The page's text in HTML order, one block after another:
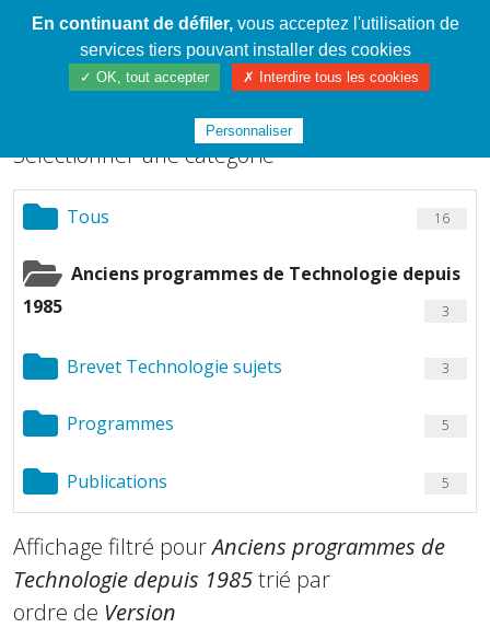
Cahier de textes patrickRICHARD
Chargement de fichiers
Sélectionner une catégorie
Tous 16
Anciens programmes de Technologie depuis
1985
3
Brevet Technologie sujets 3
Programmes 5
Publications 5
Affichage filtré pourAnciens programmes de
Technologie depuis 1985trié par
ordre de Version
En continuant de défiler,vous acceptez l'utilisation de
services tiers pouvant installer des cookies
✓ OK, tout accepter ✗ Interdire tous les cookies
Personnaliser